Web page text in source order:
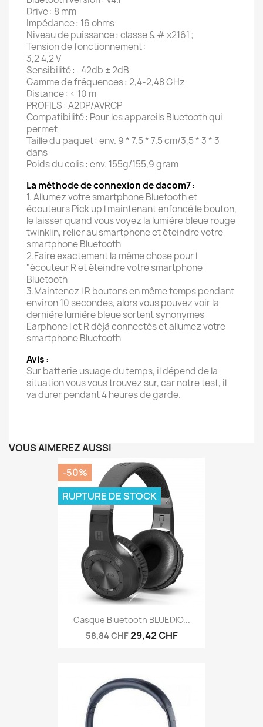
Drive : 8 mm
Impédance : 16 ohms
Niveau de puissance : classe & # x2161 ;
Tension de fonctionnement :
3,2 4,2 V
Sensibilité : -42db ± 2dB
Gamme de fréquences : 2,4-2,48 GHz
Distance : < 10 m
PROFILS : A2DP/AVRCP
Compatibilité : Pour les appareils Bluetooth qui
permet
Taille du paquet : env. 9 * 7.5 * 7.5 cm/3,5 * 3 * 3
dans
Poids du colis : env. 155g/155,9 gram
La méthode de connexion de dacom7 :
1. Allumez votre smartphone Bluetooth et
écouteurs Pick up l maintenant enfoncé le bouton,
le laisser quand vous voyez la lumière bleue rouge
twinklin, relier au smartphone et éteindre votre
smartphone Bluetooth
2.Faire exactement la même chose pour l
"écouteur R et éteindre votre smartphone
Bluetooth
3.Maintenez l R boutons en même temps pendant
environ 10 secondes, alors vous pouvez voir la
dernière lumière bleue sortent synonymes
Earphone l et R déjà connectés et allumez votre
smartphone Bluetooth
Avis :
Sur batterie usuage du temps, il dépend de la
situation vous vous trouvez sur, car notre test, il
va durer pendant 4 heures de garde.
VOUS AIMEREZ AUSSI
Casque Bluetooth BLUEDIO...
58,84 CHF29,42 CHF
-50%
RUPTURE DE STOCK